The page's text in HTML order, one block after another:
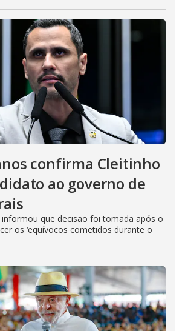
confirma Cleitinho
ao governo de
que decisão foi tomada após o
os ‘equívocos cometidos durante o